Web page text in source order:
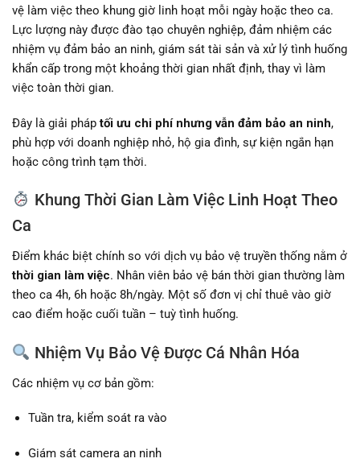
vệ làm việc theo khung giờ linh hoạt mỗi ngày hoặc theo ca.
Lực lượng này được đào tạo chuyên nghiệp, đảm nhiệm các
nhiệm vụ đảm bảo an ninh, giám sát tài sản và xử lý tình huống
khẩn cấp trong một khoảng thời gian nhất định, thay vì làm
việc toàn thời gian.
Đây là giải pháptối ưu chi phí nhưng vẫn đảm bảo an ninh,
phù hợp với doanh nghiệp nhỏ, hộ gia đình, sự kiện ngắn hạn
hoặc công trình tạm thời.
Khung Thời Gian Làm Việc Linh Hoạt Theo
Ca
Điểm khác biệt chính so với dịch vụ bảo vệ truyền thống nằm ở
thời gian làm việc. Nhân viên bảo vệ bán thời gian thường làm
theo ca 4h, 6h hoặc 8h/ngày. Một số đơn vị chỉ thuê vào giờ
cao điểm hoặc cuối tuần – tuỳ tình huống.
Nhiệm Vụ Bảo Vệ Được Cá Nhân Hóa
Các nhiệm vụ cơ bản gồm:
Tuần tra, kiểm soát ra vào
Giám sát camera an ninh